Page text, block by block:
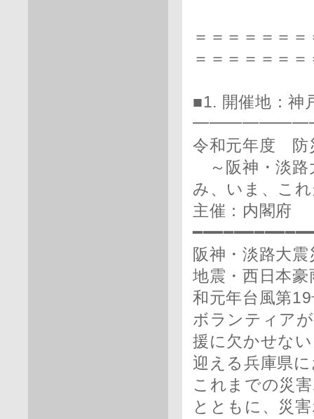
＝＝＝＝＝＝
＝＝＝＝＝＝＝
■1. 開催地：神
令和元年度 防
～阪神・淡路
み、いま、こ
主催：内閣府
阪神・淡路大
地震・西日本豪
和元年台風第
ボランティア
援に欠かせな
迎える兵庫県
これまでの災
とともに、災